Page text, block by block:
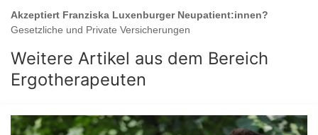
Akzeptiert Franziska LuxenburgerNeupatient:innen?
Gesetzliche und Private Versicherungen
Weitere Artikel aus dem Bereich
Ergotherapeuten